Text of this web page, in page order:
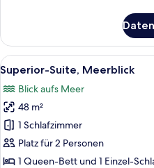
Suite,
Meerblick
Alle
Fotos
für
Superior-
Suite,
Meerblick
anzeigen
13
Superior-Suite, Meerblick
Blick aufs Meer
48 m²
1 Schlafzimmer
Platz für 2 Personen
1 Queen-Bett und 1 Einzel-